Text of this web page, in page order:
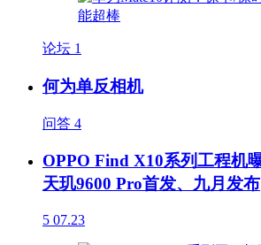
论坛 1
何为单反相机
问答 4
OPPO Find X10系列工程机
天玑9600 Pro首发、九月发布
5 07.23